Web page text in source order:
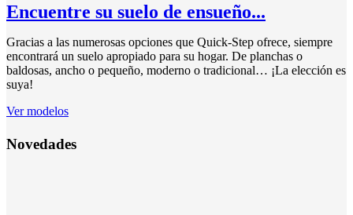
Encuentre su suelo de ensueño...
Gracias a las numerosas opciones que Quick-Step ofrece, siempre
encontrará un suelo apropiado para su hogar. De planchas o
baldosas, ancho o pequeño, moderno o tradicional… ¡La elección es
suya!
Ver modelos
Novedades